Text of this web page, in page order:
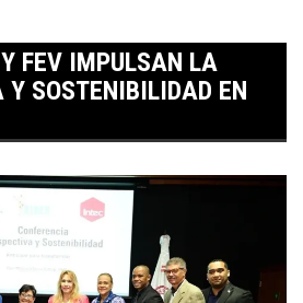
FEV IMPULSAN LA
Y SOSTENIBILIDAD EN